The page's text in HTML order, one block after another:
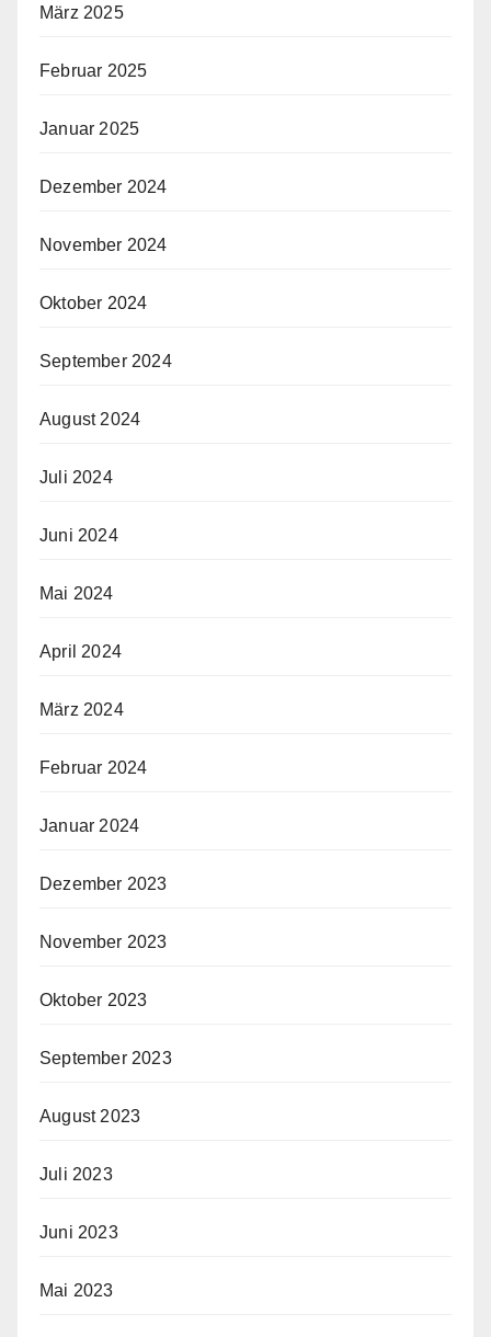
März 2025
Februar 2025
Januar 2025
Dezember 2024
November 2024
Oktober 2024
September 2024
August 2024
Juli 2024
Juni 2024
Mai 2024
April 2024
März 2024
Februar 2024
Januar 2024
Dezember 2023
November 2023
Oktober 2023
September 2023
August 2023
Juli 2023
Juni 2023
Mai 2023